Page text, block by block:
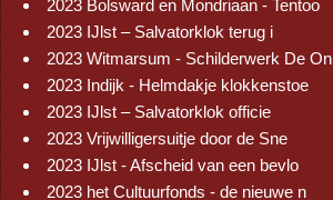
2023 Bolsward en Mondriaan - Tentoo
2023 IJlst – Salvatorklok terug i
2023 Witmarsum - Schilderwerk De On
2023 Indijk - Helmdakje klokkenstoe
2023 IJlst – Salvatorklok officie
2023 Vrijwilligersuitje door de Sne
2023 IJlst - Afscheid van een bevlo
2023 het Cultuurfonds - de nieuwe n